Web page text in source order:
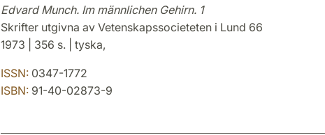
Edvard Munch. Im männlichen Gehirn. 1
Skrifter utgivna av Vetenskapssocieteten i Lund 66
1973 | 356 s. | tyska,
ISSN:0347-1772
ISBN:91-40-02873-9